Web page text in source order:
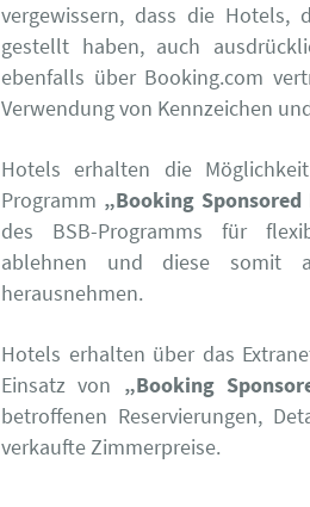
vergewissern, dass die Hotels,
gestellt haben, auch
ebenfalls über Booking.com
Verwendung von Kennzeichen
Hotels erhalten die
Programm „Booking
des BSB-Programms für
ablehnen und diese somit
herausnehmen.
Hotels erhalten über das
Einsatz von „Booking
betroffenen Reservierungen,
verkaufte Zimmerpreise.